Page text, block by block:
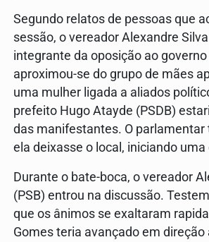
Segundo relatos de pessoas que
sessão, o vereador Alexandre
integrante da oposição ao
aproximou-se do grupo de mães
uma mulher ligada a aliados
prefeito Hugo Atayde (PSDB)
das manifestantes. O parlamentar
ela deixasse o local, iniciando uma
Durante o bate-boca, o vereador
(PSB) entrou na discussão.
que os ânimos se exaltaram
Gomes teria avançado em direção